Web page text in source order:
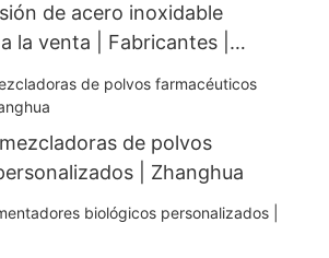
de acero inoxidable
la venta | Fabricantes |
de polvos
| Zhanghua